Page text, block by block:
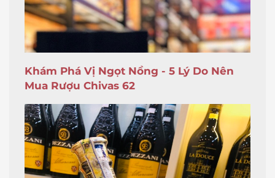
Khám Phá Vị Ngọt Nồng - 5 Lý Do Nên
Mua Rượu Chivas 62